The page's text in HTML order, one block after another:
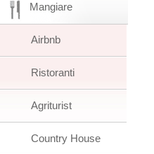
Mangiare
Airbnb
Ristoranti
Agriturist
Country House